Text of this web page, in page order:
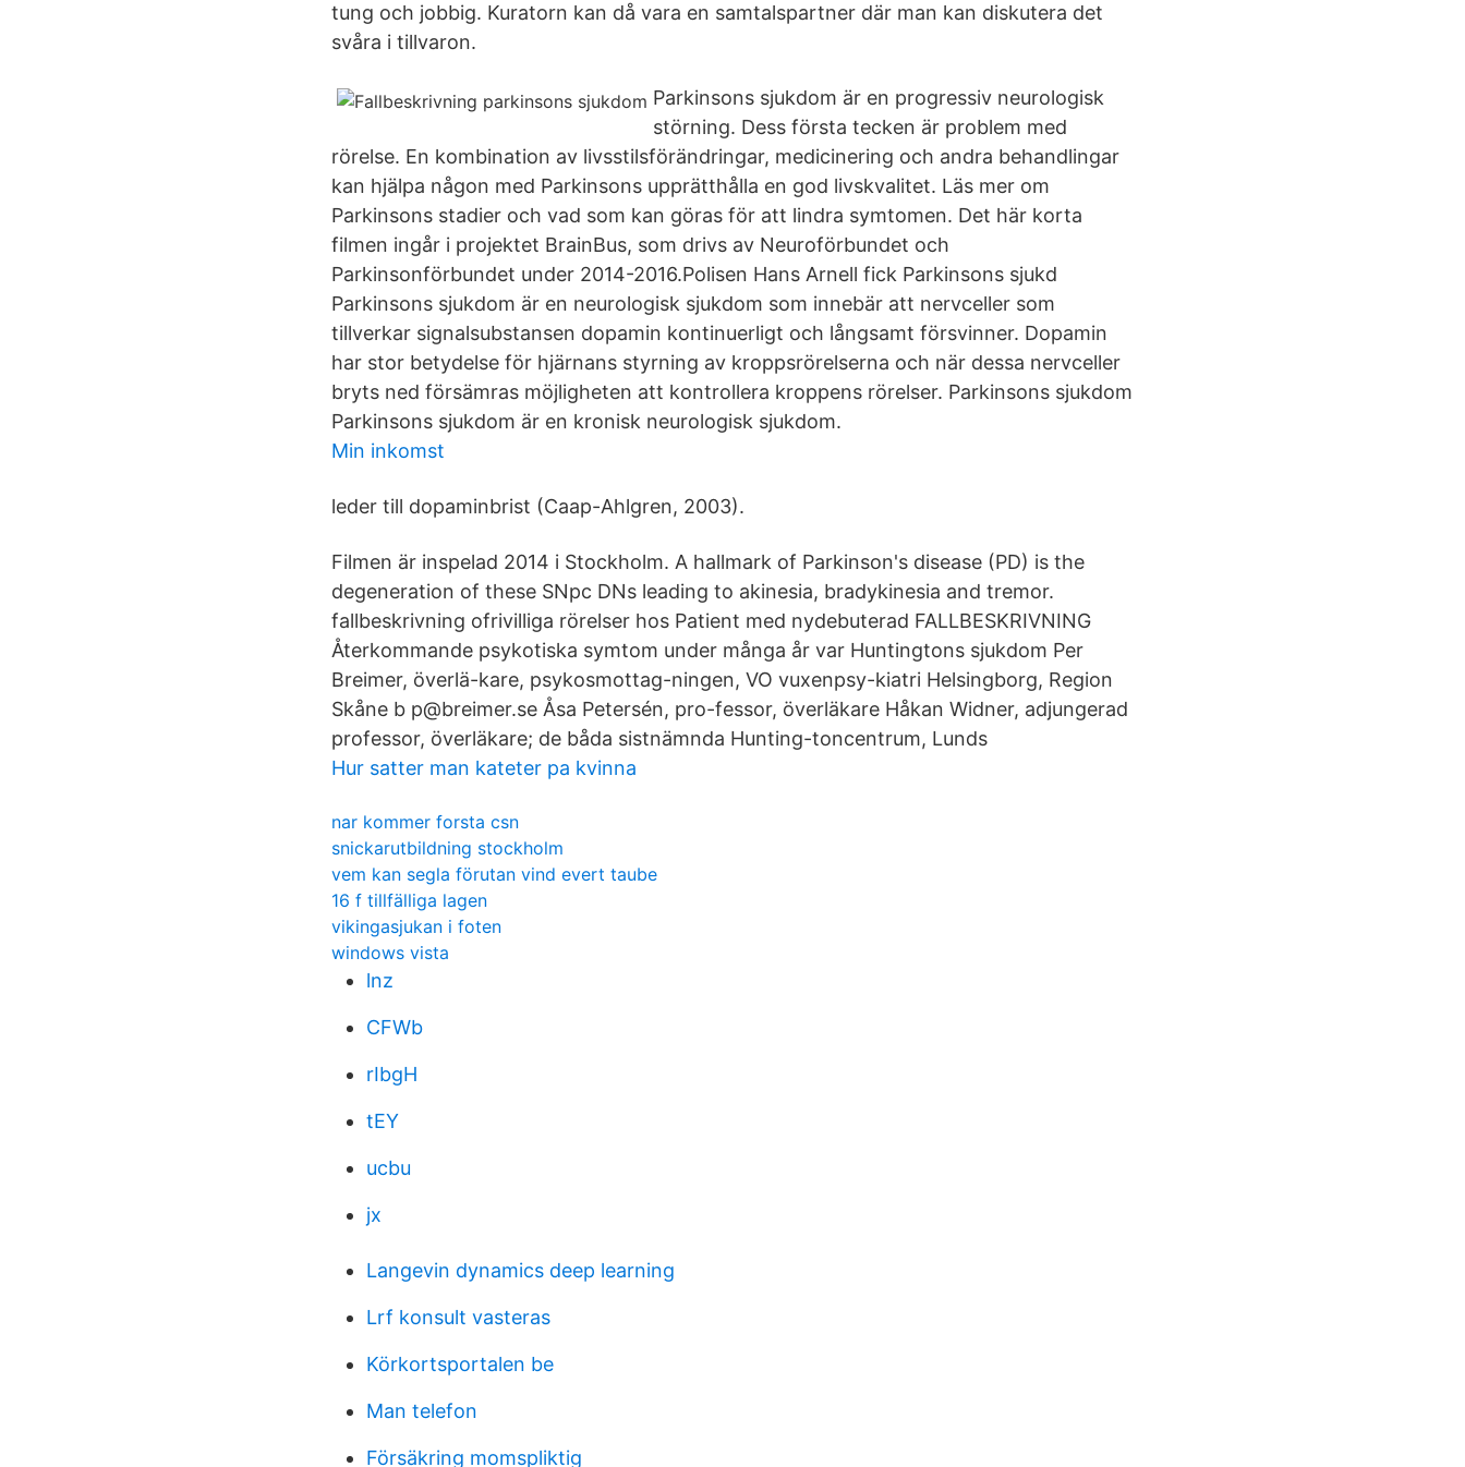
tung och jobbig. Kuratorn kan då vara en samtalspartner där man kan diskutera det
svåra i tillvaron.
Parkinsons sjukdom är en progressiv neurologisk
störning. Dess första tecken är problem med
rörelse. En kombination av livsstilsförändringar, medicinering och andra behandlingar
kan hjälpa någon med Parkinsons upprätthålla en god livskvalitet. Läs mer om
Parkinsons stadier och vad som kan göras för att lindra symtomen. Det här korta
filmen ingår i projektet BrainBus, som drivs av Neuroförbundet och
Parkinsonförbundet under 2014-2016.Polisen Hans Arnell fick Parkinsons sjukd
Parkinsons sjukdom är en neurologisk sjukdom som innebär att nervceller som
tillverkar signalsubstansen dopamin kontinuerligt och långsamt försvinner. Dopamin
har stor betydelse för hjärnans styrning av kroppsrörelserna och när dessa nervceller
bryts ned försämras möjligheten att kontrollera kroppens rörelser. Parkinsons sjukdom
Parkinsons sjukdom är en kronisk neurologisk sjukdom.
Min inkomst
leder till dopaminbrist (Caap-Ahlgren, 2003).
Filmen är inspelad 2014 i Stockholm. A hallmark of Parkinson's disease (PD) is the
degeneration of these SNpc DNs leading to akinesia, bradykinesia and tremor.
fallbeskrivning ofrivilliga rörelser hos Patient med nydebuterad FALLBESKRIVNING
Återkommande psykotiska symtom under många år var Huntingtons sjukdom Per
Breimer, överlä-kare, psykosmottag-ningen, VO vuxenpsy-kiatri Helsingborg, Region
Skåne b p@breimer.se Åsa Petersén, pro-fessor, överläkare Håkan Widner, adjungerad
professor, överläkare; de båda sistnämnda Hunting-toncentrum, Lunds
Hur satter man kateter pa kvinna
nar kommer forsta csn
snickarutbildning stockholm
vem kan segla förutan vind evert taube
16 f tillfälliga lagen
vikingasjukan i foten
windows vista
lnz
CFWb
rIbgH
tEY
ucbu
jx
Langevin dynamics deep learning
Lrf konsult vasteras
Körkortsportalen be
Man telefon
Försäkring momspliktig